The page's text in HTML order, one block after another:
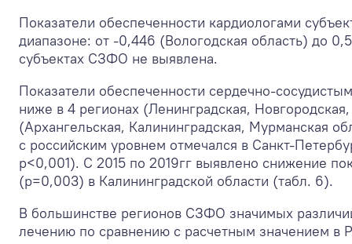
Показатели обеспеченности кардиологами
диапазоне: от -0,446 (Вологодская область) до
субъектах СЗФО не выявлена.
Показатели обеспеченности сердечно-
ниже в 4 регионах (Ленинградская,
(Архангельская, Калининградская, Мурманская
с российским уровнем отмечался в Санкт-
р<0,001). С 2015 по 2019гг выявлено снижение
(р=0,003) в Калининградской области (табл. 6).
В большинстве регионов СЗФО значимых
лечению по сравнению с расчетным значением в